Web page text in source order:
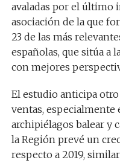
avaladas por el último
asociación de la que
23 de las más
españolas, que sitúa a
con mejores
El estudio anticipa
ventas,
archipiélagos balear y
la Región prevé un
respecto a 2019,